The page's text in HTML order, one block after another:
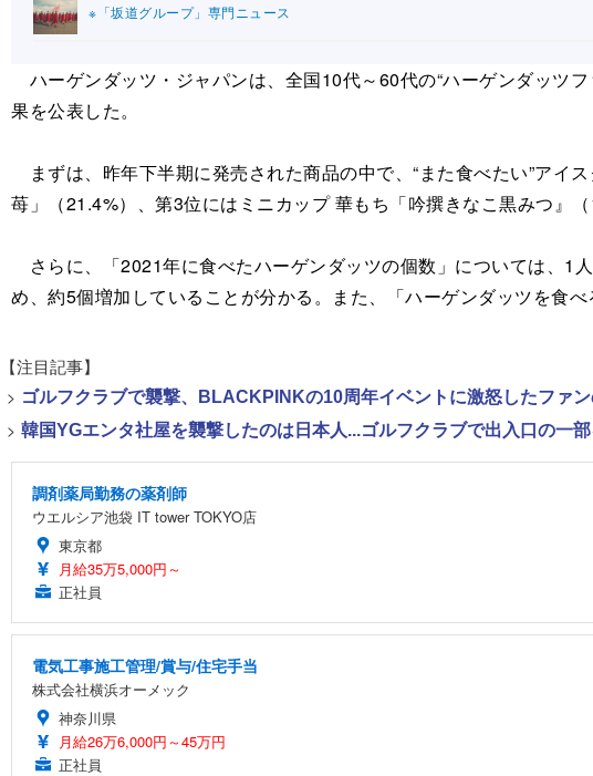
※「坂道グループ」専門ニュース
ハーゲンダッツ・ジャパンは、全国10代～60代の“ハーゲンダッツ
果を公表した。
まずは、昨年下半期に発売された商品の中で、“また食べたい”アイ
苺」（21.4%）、第3位にはミニカップ 華もち「吟撰きなこ黒みつ』（
さらに、「2021年に食べたハーゲンダッツの個数」については、1
め、約5個増加していることが分かる。また、「ハーゲンダッツを食
【注目記事】
> ゴルフクラブで襲撃、BLACKPINKの10周年イベントに激怒したファ
> 韓国YGエンタ社屋を襲撃したのは日本人...ゴルフクラブで出入口の一
調剤薬局勤務の薬剤師
ウエルシア池袋 IT tower TOKYO店
東京都
月給35万5,000円～
正社員
電気工事施工管理/賞与/住宅手当
株式会社横浜オーメック
神奈川県
月給26万6,000円～45万円
正社員